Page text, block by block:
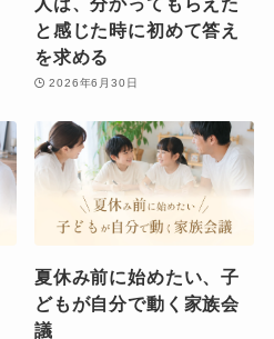
と感じた時に初めて答え
を求める
2026年6月30日
夏休み前に始めたい、子
どもが自分で動く家族会
議